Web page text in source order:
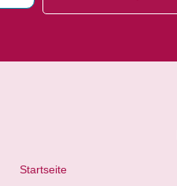
Startseite